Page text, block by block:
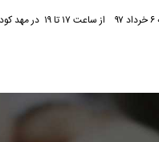
جلسه اول این کارگاه که توسط جمعیت همیاران و سرکارخانم پور